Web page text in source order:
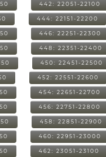
442: 22051-22100
444: 22151-22200
446: 22251-22300
448: 22351-22400
450: 22451-22500
452: 22551-22600
454: 22651-22700
456: 22751-22800
458: 22851-22900
460: 22951-23000
462: 23051-23100